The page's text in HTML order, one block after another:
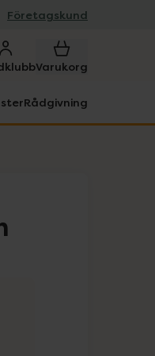
Företagskund
Varukorg
Rådgivning